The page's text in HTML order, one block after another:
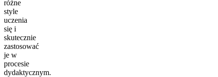
różne
style
uczenia
się i
skutecznie
zastosować
je w
procesie
dydaktycznym.